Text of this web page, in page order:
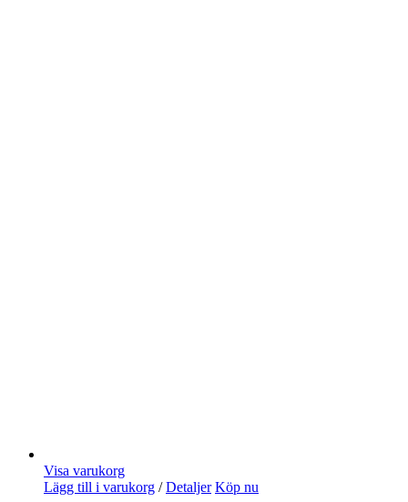
Visa varukorg
Lägg till i varukorg / Detaljer Köp nu